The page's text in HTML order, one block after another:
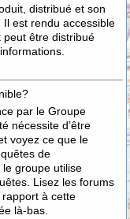
distribué et son
. Il est rendu accessible
peut être distribué
par le Groupe
nécessite d’être
voyez ce que le
de
groupe utilise
Lisez les forums
rapport à cette
là-bas.